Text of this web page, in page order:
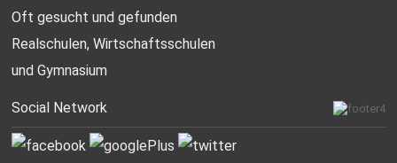
Oft gesucht und gefunden
Realschulen,Wirtschaftsschulen
und Gymnasium
Social Network